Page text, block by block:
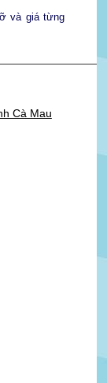
và giá từng
Cà Mau